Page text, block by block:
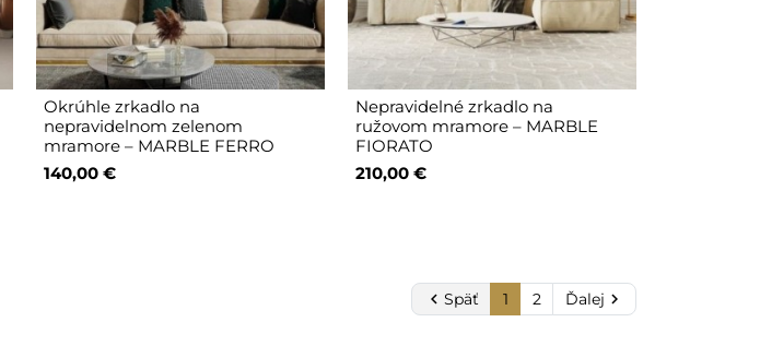
Okrúhle zrkadlo na
nepravidelnom zelenom
mramore – MARBLE FERRO
140,00 €
Nepravidelné zrkadlo na
ružovom mramore – MARBLE
FIORATO
210,00 €
 Späť 1 2 Ďalej 